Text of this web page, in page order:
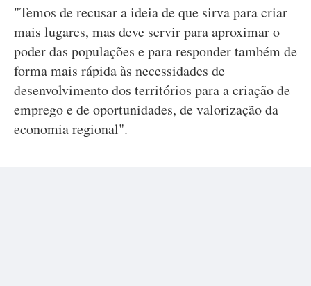
"Temos de recusar a ideia de que sirva para criar
mais lugares, mas deve servir para aproximar o
poder das populações e para responder também de
forma mais rápida às necessidades de
desenvolvimento dos territórios para a criação de
emprego e de oportunidades, de valorização da
economia regional".